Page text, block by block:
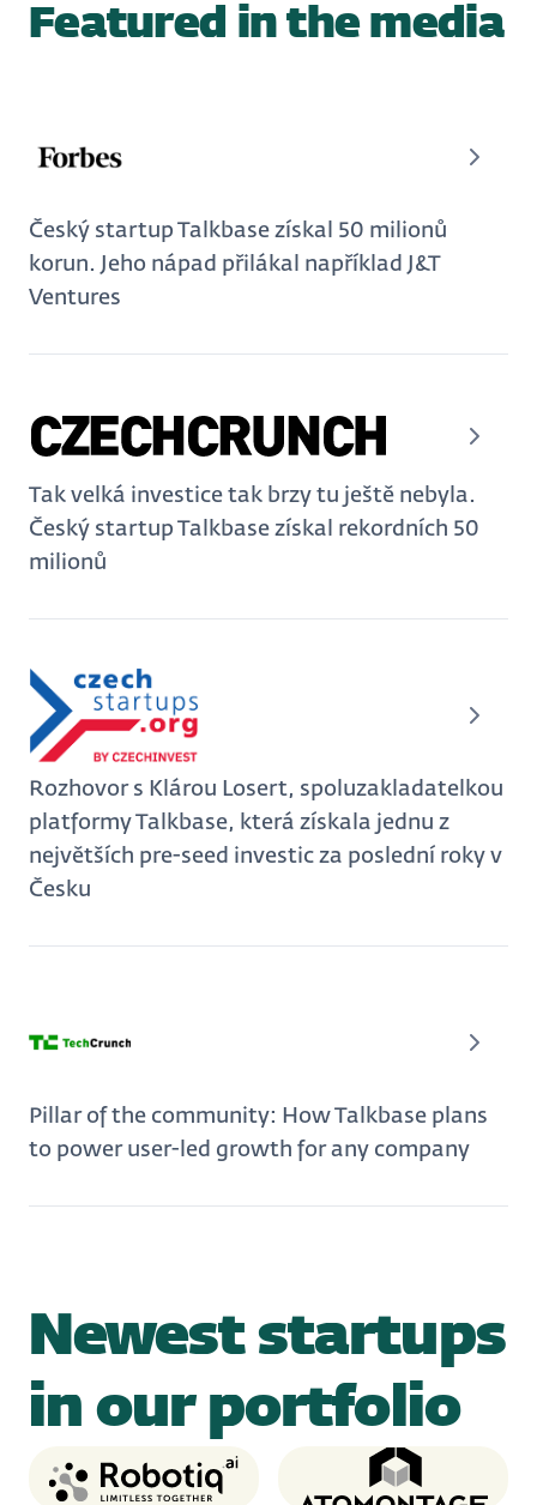
Featured in the media
Český startup Talkbase získal 50 milionů
korun. Jeho nápad přilákal například J&T
Ventures
Tak velká investice tak brzy tu ještě nebyla.
Český startup Talkbase získal rekordních 50
milionů
Rozhovor s Klárou Losert, spoluzakladatelkou
platformy Talkbase, která získala jednu z
největších pre-seed investic za poslední roky v
Česku
Pillar of the community: How Talkbase plans
to power user-led growth for any company
Newest startups
in our portfolio
Robotiq Atomontage